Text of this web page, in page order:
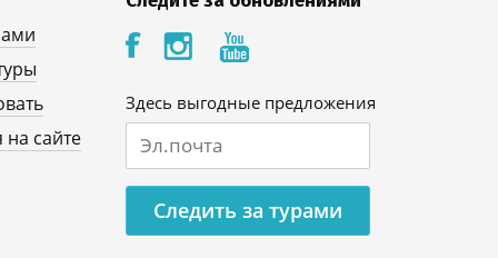
на сайте
Здесь выгодные предложения
Следить за турами